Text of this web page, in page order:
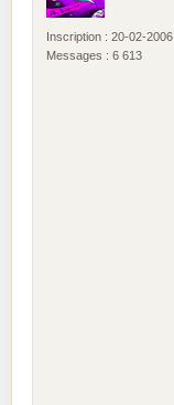
Inscription : 20-02-2006
Messages : 6 613